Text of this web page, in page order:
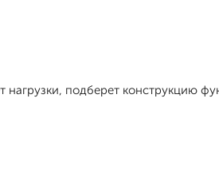
подберет конструкцию